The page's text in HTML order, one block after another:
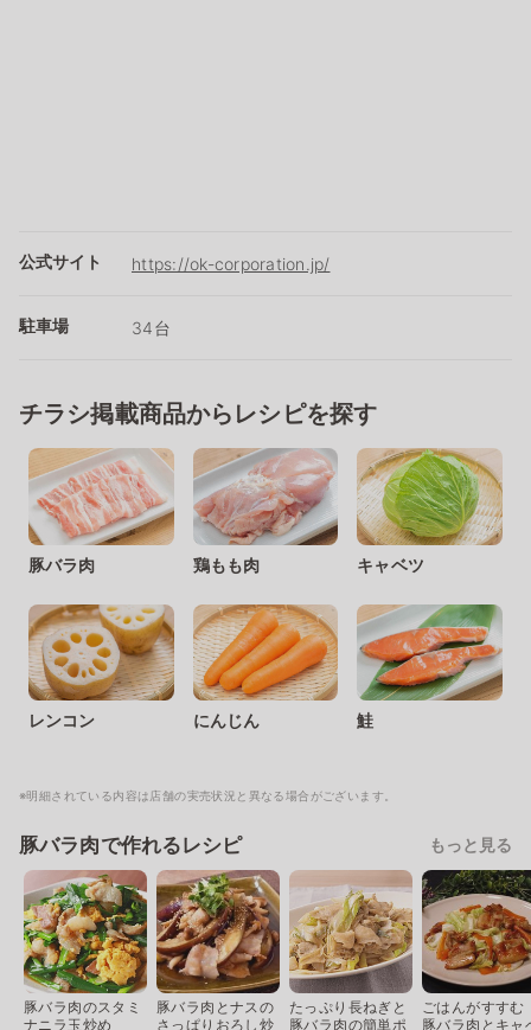
公式サイト https://ok-corporation.jp/
駐車場 34台
チラシ掲載商品からレシピを探す
豚バラ肉 鶏もも肉 キャベツ
レンコン にんじん 鮭
※明細されている内容は店舗の実売状況と異なる場合がございます。
豚バラ肉で作れるレシピ もっと見る
豚バラ肉のスタミ
ナニラ玉炒め
豚バラ肉とナスの
さっぱりおろし炒
たっぷり長ねぎと
豚バラ肉の簡単ポ
ごはんがすすむ
豚バラ肉とキャ